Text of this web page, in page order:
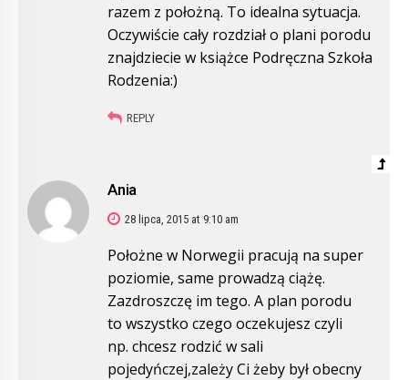
razem z położną. To idealna sytuacja.
Oczywiście cały rozdział o plani porodu
znajdziecie w książce Podręczna Szkoła
Rodzenia:)
REPLY
Ania
28 lipca, 2015 at 9:10 am
Położne w Norwegii pracują na super
poziomie, same prowadzą ciążę.
Zazdroszczę im tego. A plan porodu
to wszystko czego oczekujesz czyli
np. chcesz rodzić w sali
pojedyńczej,zależy Ci żeby był obecny